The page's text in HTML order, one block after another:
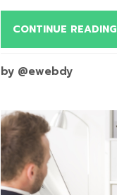
CONTINUE READING
by @ewebdy